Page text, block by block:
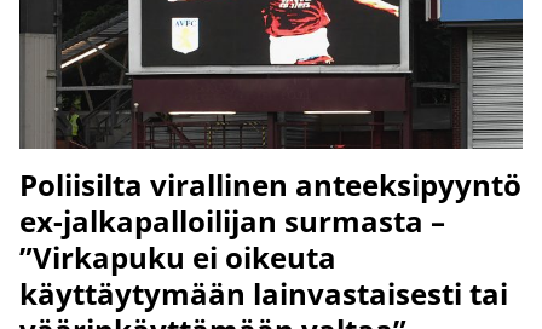
Poliisilta virallinen anteeksipyyntö
ex-jalkapalloilijan surmasta –
”Virkapuku ei oikeuta
käyttäytymään lainvastaisesti tai